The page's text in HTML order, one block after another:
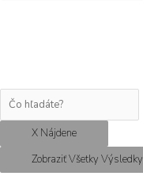
X Nájdene
Zobraziť Všetky Výsledky